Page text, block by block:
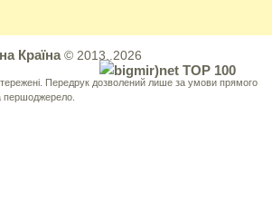
Країна© 2013..2026
Передрук дозволений лише за умови прямого
першоджерело.